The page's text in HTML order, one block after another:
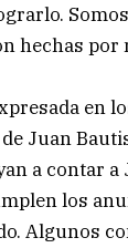
hechas por
en
Juan
a contar
los
Algunos